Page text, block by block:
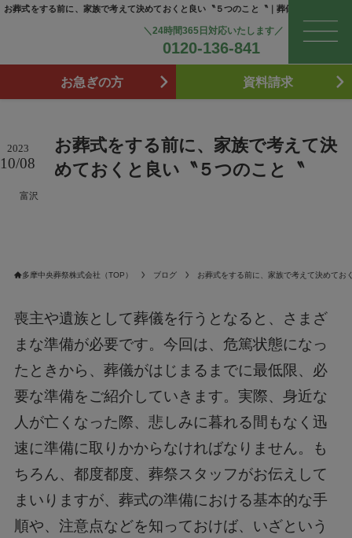
お葬式をする前に、家族で考えて決めておくと良い〝５つのこと〝｜葬儀・終活のお役
＼24時間365日対応いたします／
0120-136-841
お急ぎの方 資料請求
お葬式をする前に、家族で考えて決
めておくと良い〝５つのこと〝
2023
10/08
富沢
多摩中央葬祭株式会社（TOP） ブログ お葬式をする前に、家族で考えて決めてお
喪主や遺族として葬儀を行うとなると、さまざ
まな準備が必要です。今回は、危篤状態になっ
たときから、葬儀がはじまるまでに最低限、必
要な準備をご紹介していきます。実際、身近な
人が亡くなった際、悲しみに暮れる間もなく迅
速に準備に取りかからなければなりません。も
ちろん、都度都度、葬祭スタッフがお伝えして
まいりますが、葬式の準備における基本的な手
順や、注意点などを知っておけば、いざという